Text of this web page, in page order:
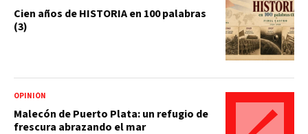
Cien años de HISTORIA en 100 palabras
(3)
OPINIÓN
Malecón de Puerto Plata: un refugio de
frescura abrazando el mar